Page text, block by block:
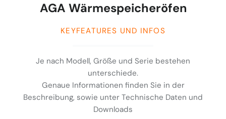
AGA Wärmespeicheröfen
KEYFEATURES UND INFOS
Je nach Modell, Größe und Serie bestehen
unterschiede.
Genaue Informationen finden Sie in der
Beschreibung, sowie unter Technische Daten und
Downloads